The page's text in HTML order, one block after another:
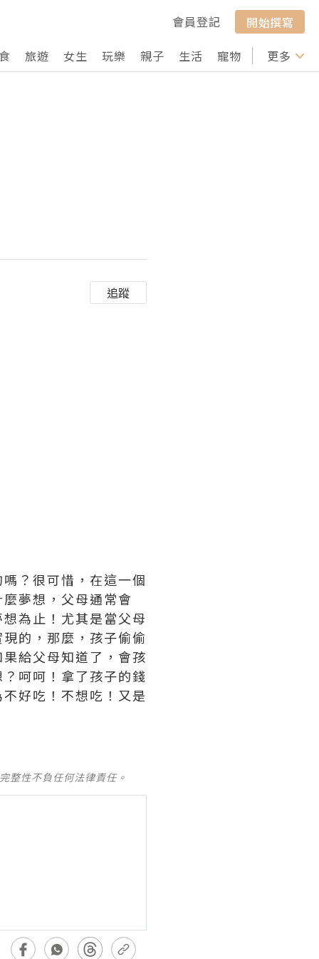
會員登記
開始撰寫
旅遊 女生 玩樂 親子 生活 寵物 行山 打卡
更多
追蹤
？很可惜，在這一個
夢想，父母通常會
為止！尤其是當父母
的，那麼，孩子偷偷
給父母知道了，會孩
呵呵！拿了孩子的錢
好吃！不想吃！又是
整性不負任何法律責任。